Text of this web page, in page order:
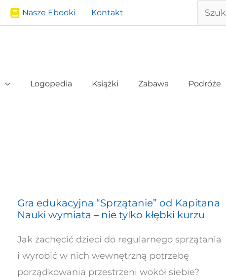
Nasze Ebooki Kontakt Szukaj
Logopedia Książki Zabawa Podróże
Gra edukacyjna “Sprzątanie” od Kapitana
Nauki wymiata – nie tylko kłębki kurzu
Jak zachęcić dzieci do regularnego sprzątania
i wyrobić w nich wewnętrzną potrzebę
porządkowania przestrzeni wokół siebie?
Gra
edukacyjna
“Sprzątanie”
od
Kapitana